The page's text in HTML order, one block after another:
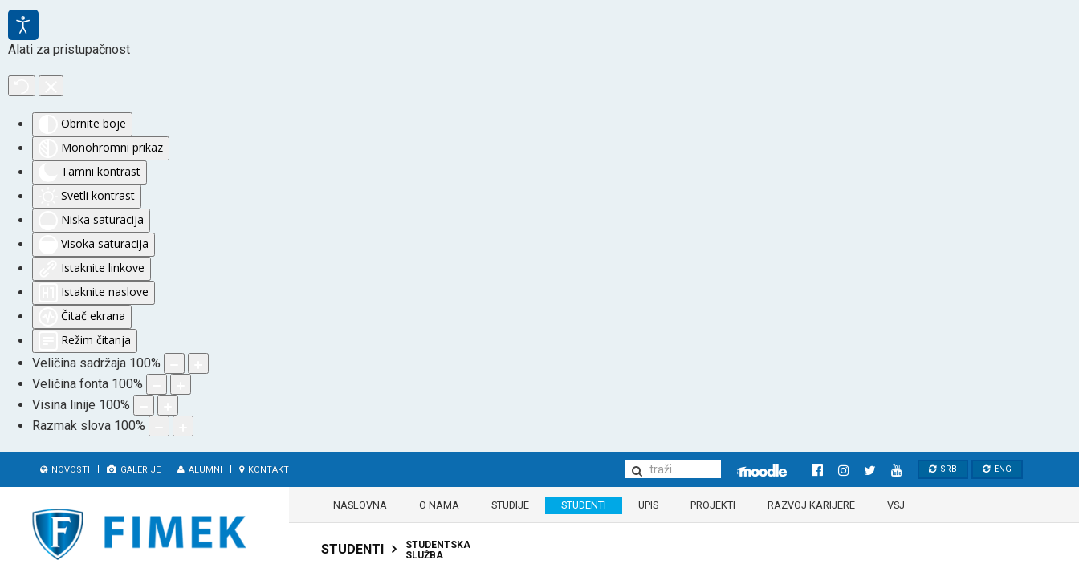
Alati za pristupačnost
Obrnite boje
Monohromni prikaz
Tamni kontrast
Svetli kontrast
Niska saturacija
Visoka saturacija
Istaknite linkove
Istaknite naslove
Čitač ekrana
Režim čitanja
Veličina sadržaja 100%
Veličina fonta 100%
Visina linije 100%
Razmak slova 100%
NOVOSTI GALERIJE ALUMNI KONTAKT SRB ENG
NASLOVNA O NAMA STUDIJE STUDENTI UPIS PROJEKTI RAZVOJ KARIJERE VSJ
STUDENTI
STUDENTSKA
SLUŽBA